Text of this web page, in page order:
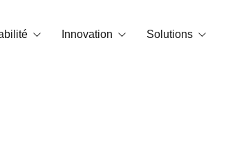
Innovation Solutions